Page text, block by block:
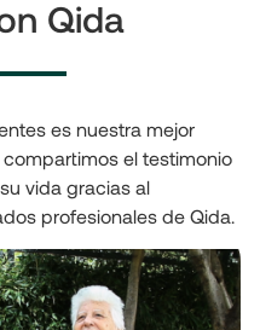
Qida
es nuestra mejor
el testimonio
vida gracias al
profesionales de Qida.